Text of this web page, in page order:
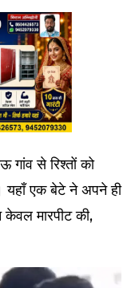
गांव से रिश्तों को
यहाँ एक बेटे ने अपने ही
केवल मारपीट की,